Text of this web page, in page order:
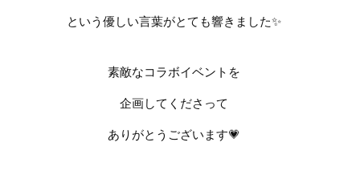
という優しい言葉がとても響きました✨
素敵なコラボイベントを
企画してくださって
ありがとうございます💗